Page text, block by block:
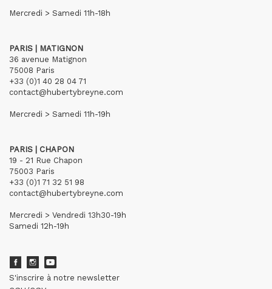
Mercredi > Samedi 11h-18h
PARIS | MATIGNON
36 avenue Matignon
75008 Paris
+33 (0)1 40 28 04 71
contact@hubertybreyne.com
Mercredi > Samedi 11h-19h
PARIS | CHAPON
19 - 21 Rue Chapon
75003 Paris
+33 (0)1 71 32 51 98
contact@hubertybreyne.com
Mercredi > Vendredi 13h30-19h
Samedi 12h-19h
S'inscrire à notre newsletter